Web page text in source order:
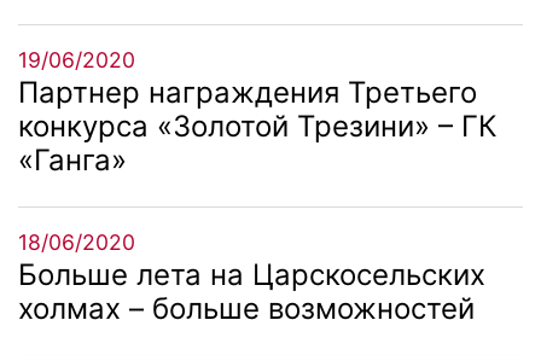
19/06/2020
Партнер награждения Третьего
конкурса «Золотой Трезини» – ГК
«Ганга»
18/06/2020
Больше лета на Царскосельских
холмах – больше возможностей